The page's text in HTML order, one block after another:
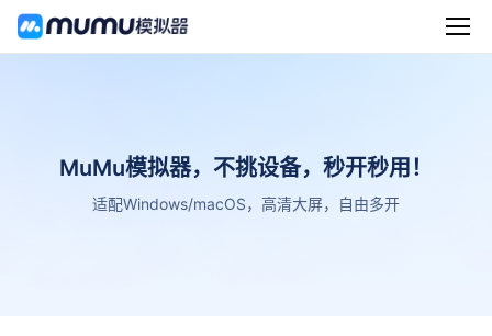
MuMu模拟器，不挑设备，秒开秒用！
适配Windows/macOS，高清大屏，自由多开